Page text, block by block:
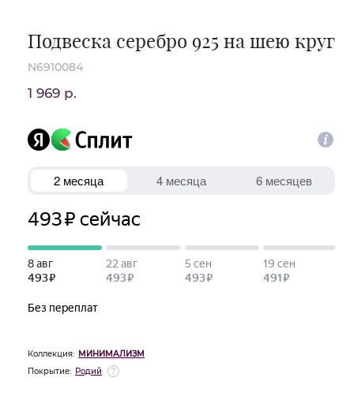
Подвеска серебро 925 на шею круг
N6910084
1 969 р.
Коллекция: МИНИМАЛИЗМ
Покрытие: Родий